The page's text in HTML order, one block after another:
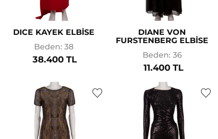
DICE KAYEK ELBİSE
Beden: 38
38.400 TL
DIANE VON
FURSTENBERG ELBİSE
Beden: 36
11.400 TL